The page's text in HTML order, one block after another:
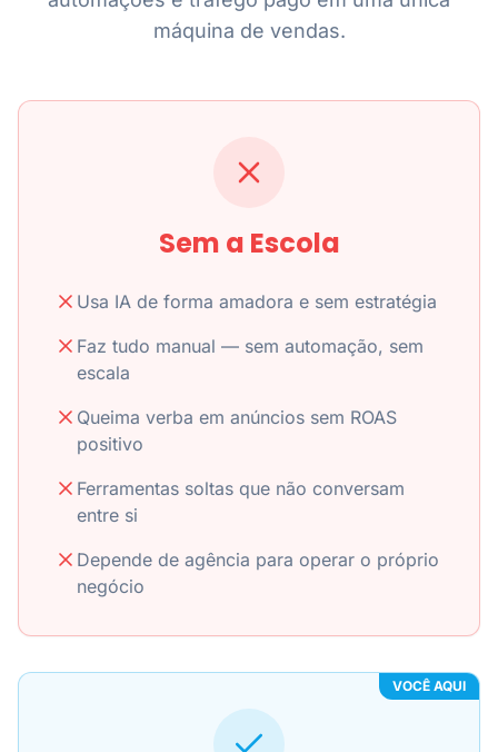
máquina de vendas.
Sem a Escola
Usa IA de forma amadora e sem estratégia
Faz tudo manual — sem automação, sem
escala
Queima verba em anúncios sem ROAS
positivo
Ferramentas soltas que não conversam
entre si
Depende de agência para operar o próprio
negócio
VOCÊ AQUI